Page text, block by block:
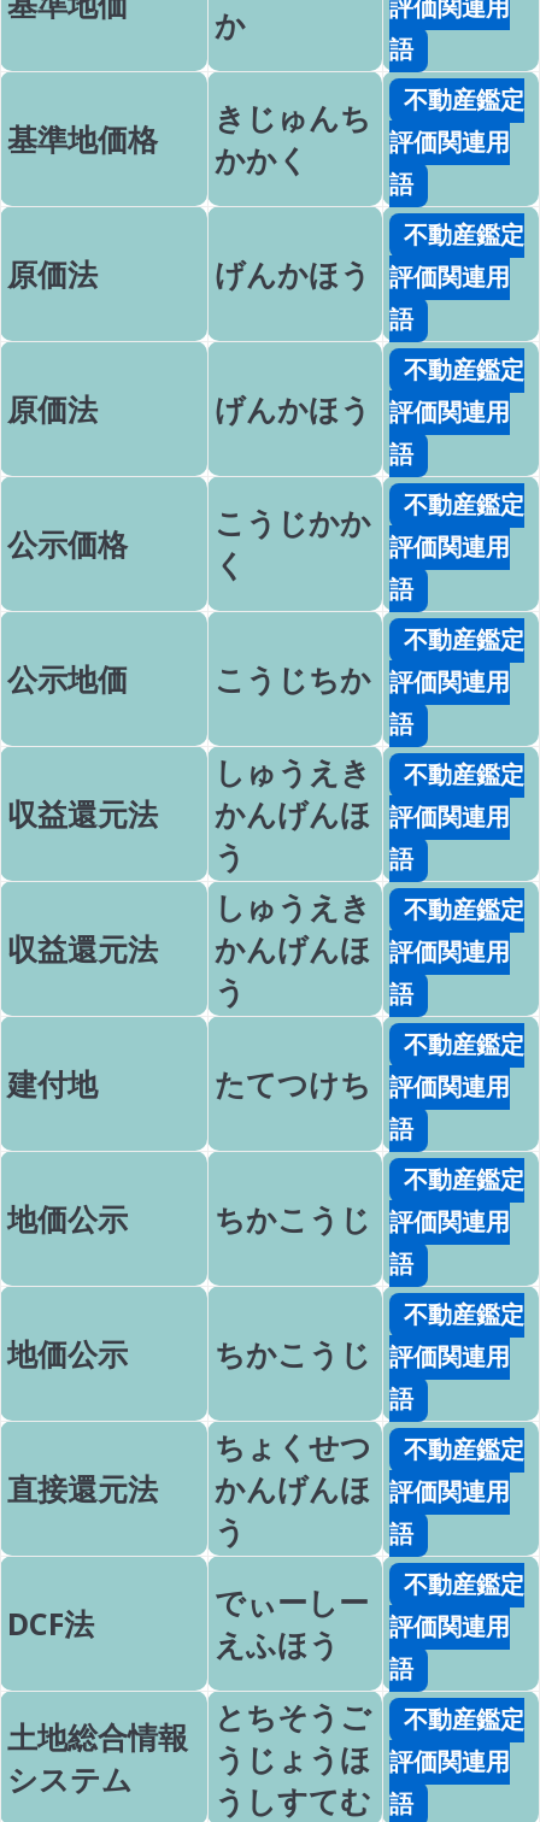
か
評価関連用
語
基準地価格
きじゅんち
かかく
不動産鑑定
評価関連用
語
原価法 げんかほう
不動産鑑定
評価関連用
語
原価法 げんかほう
不動産鑑定
評価関連用
語
公示価格
こうじかか
く
不動産鑑定
評価関連用
語
公示地価 こうじちか
不動産鑑定
評価関連用
語
収益還元法
しゅうえき
かんげんほ
う
不動産鑑定
評価関連用
語
収益還元法
しゅうえき
かんげんほ
う
不動産鑑定
評価関連用
語
建付地 たてつけち
不動産鑑定
評価関連用
語
地価公示 ちかこうじ
不動産鑑定
評価関連用
語
地価公示 ちかこうじ
不動産鑑定
評価関連用
語
直接還元法
ちょくせつ
かんげんほ
う
不動産鑑定
評価関連用
語
DCF法
でぃーしー
えふほう
不動産鑑定
評価関連用
語
土地総合情報
システム
とちそうご
うじょうほ
うしすてむ
不動産鑑定
評価関連用
語